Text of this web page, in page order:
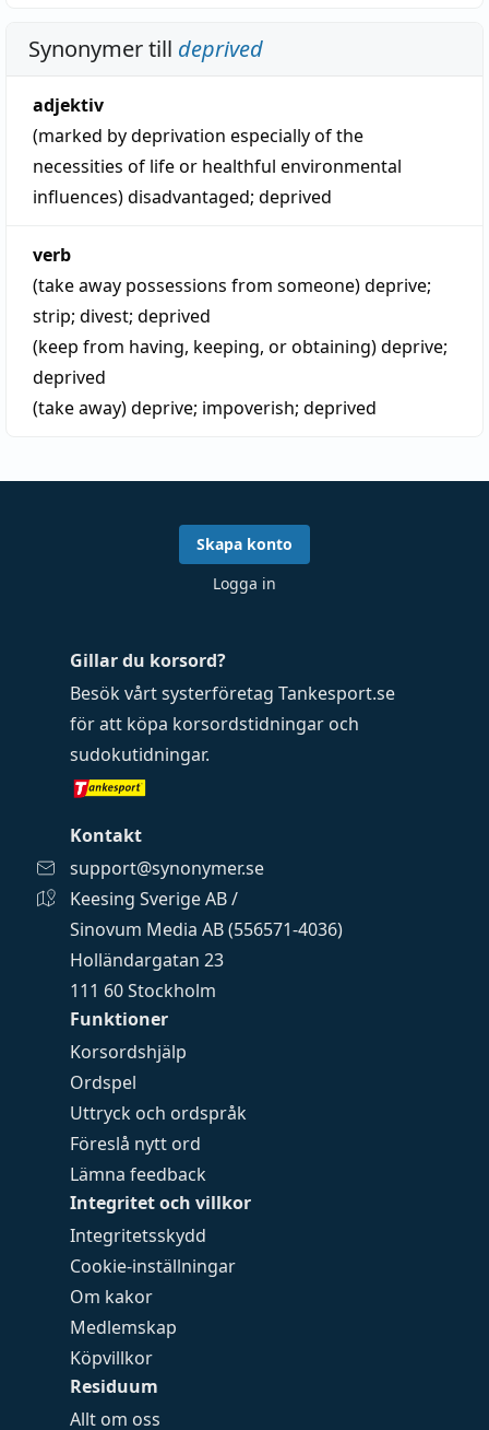
Synonymer till deprived
adjektiv
(marked by deprivation especially of the
necessities of life or healthful environmental
influences)disadvantaged; deprived
verb
(take away possessions from someone)deprive;
strip; divest; deprived
(keep from having, keeping, or obtaining)deprive;
deprived
(take away)deprive; impoverish; deprived
Funktioner
Korsordshjälp
Ordspel
Uttryck och ordspråk
Föreslå nytt ord
Lämna feedback
Integritet och villkor
Integritetsskydd
Cookie-inställningar
Om kakor
Medlemskap
Köpvillkor
Residuum
Allt om oss
Gillar du korsord?
Besök vårt systerföretag Tankesport.se
för att köpa korsordstidningar och
sudokutidningar.
Kontakt
support@synonymer.se
Keesing Sverige AB /
Sinovum Media AB (556571-4036)
Holländargatan 23
111 60 Stockholm
Skapa konto
Logga in